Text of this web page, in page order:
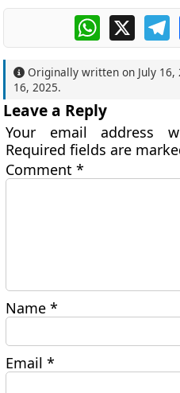
WhatsApp
X
Originally written on July 16,
16, 2025.
Leave a Reply
Your email address
Required fields are
Comment*
Name*
Email*